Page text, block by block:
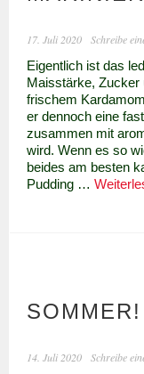
17. Juli 2020 Schreibe
Eigentlich ist das
Maisstärke, Zucker
frischem
er dennoch eine
zusammen mit
wird. Wenn es so
beides am besten
Pudding …
14. Juli 2020 Schreibe